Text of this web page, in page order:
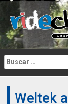
Skip
content
Buscar:
Weltek